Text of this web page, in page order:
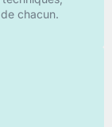
chacun.